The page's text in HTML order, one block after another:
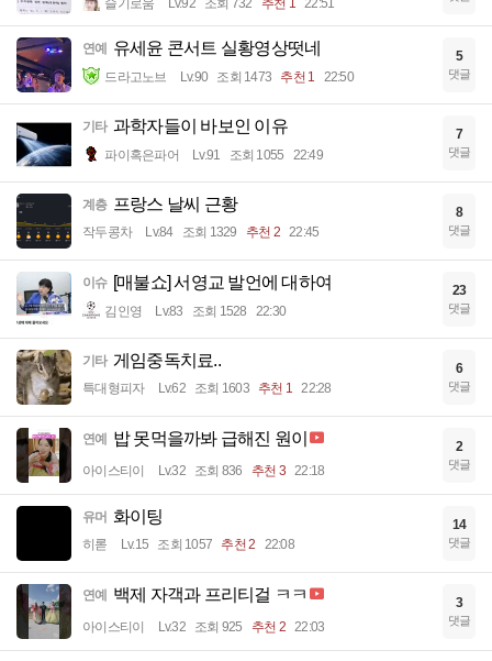
연예 유세윤 콘서트 실황영상떳네
드라고노브 Lv.90 조회 1473 추천 1 22:50
5
댓글
기타 과학자들이 바보인 이유
파이혹은파어 Lv.91 조회 1055 22:49
7
댓글
계층 프랑스 날씨 근황
작두콩차 Lv.84 조회 1329 추천 2 22:45
8
댓글
이슈 [매불쇼] 서영교 발언에 대하여
김인영 Lv.83 조회 1528 22:30
23
댓글
기타 게임중독치료..
특대형피자 Lv.62 조회 1603 추천 1 22:28
6
댓글
연예 밥 못먹을까봐 급해진 원이
아이스티이 Lv.32 조회 836 추천 3 22:18
2
댓글
유머 화이팅
히롣 Lv.15 조회 1057 추천 2 22:08
14
댓글
연예 백제 자객과 프리티걸 ㅋㅋ
아이스티이 Lv.32 조회 925 추천 2 22:03
3
댓글